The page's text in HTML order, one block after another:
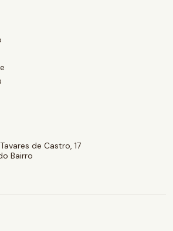
de Castro, 17
Bairro